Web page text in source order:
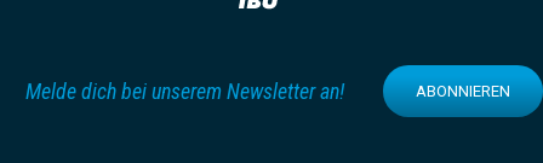
Melde dich bei unserem Newsletter an! ABONNIEREN